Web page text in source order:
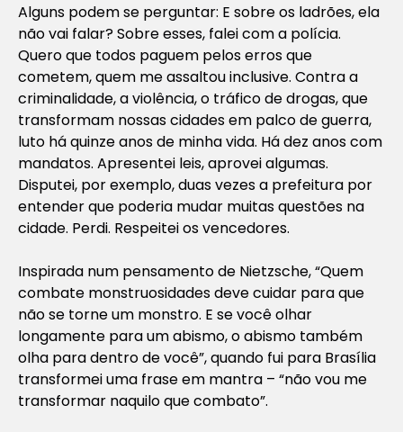
Alguns podem se perguntar: E sobre os ladrões, ela
não vai falar? Sobre esses, falei com a polícia.
Quero que todos paguem pelos erros que
cometem, quem me assaltou inclusive. Contra a
criminalidade, a violência, o tráfico de drogas, que
transformam nossas cidades em palco de guerra,
luto há quinze anos de minha vida. Há dez anos com
mandatos. Apresentei leis, aprovei algumas.
Disputei, por exemplo, duas vezes a prefeitura por
entender que poderia mudar muitas questões na
cidade. Perdi. Respeitei os vencedores.
Inspirada num pensamento de Nietzsche, “Quem
combate monstruosidades deve cuidar para que
não se torne um monstro. E se você olhar
longamente para um abismo, o abismo também
olha para dentro de você”, quando fui para Brasília
transformei uma frase em mantra – “não vou me
transformar naquilo que combato”.